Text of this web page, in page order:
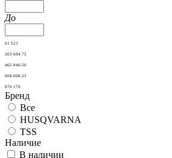
До
61 523
263 684.75
465 846.50
668 008.25
870 170
Бренд
Все
HUSQVARNA
TSS
Наличие
В наличии